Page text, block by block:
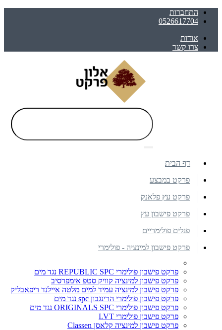
התחברות
0526617704
אודות
צרו קשר
דף הבית
פרקט במבצע
פרקט עץ פלאנק
פרקט פישבון עץ
פנלים פולימריים
פרקט פישבון למינציה - פולימרי
פרקט פישבון פולימרי REPUBLIC SPC נגד מים
פרקט פישבון למינציה קוויק סטפ אימפרסיב
פרקט פישבון למינציה עמיד למים מלטה איילנד ריפאבליק
פרקט פישבון פולימרי הרינגבון spc נגד מים
פרקט פישבון פולימרי ORIGINALS SPC נגד מים
פרקט פישבון פולימרי LVT
פרקט פישבון למינציה קלאסן Classen